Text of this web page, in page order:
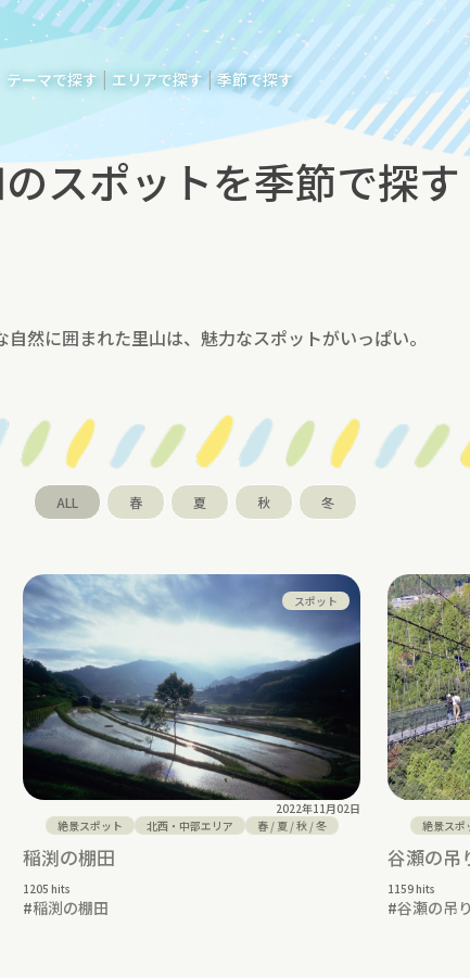
テーマで探す | エリアで探す|季節で探す
スポットを季節で探す
自然に囲まれた里山は、魅力なスポットがいっぱい。
ALL 春 夏 秋
冬
スポット
2022年11月02日
絶景スポット
北西・中部エリア 春/ 夏/秋/冬
稲渕の棚田
1205 hits
#稲渕の棚田
絶景スポ
谷瀬の吊
1159 hits
#谷瀬の吊